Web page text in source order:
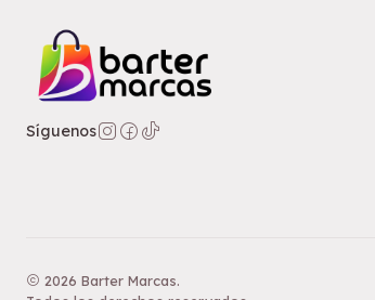
Síguenos
2026 Barter Marcas.